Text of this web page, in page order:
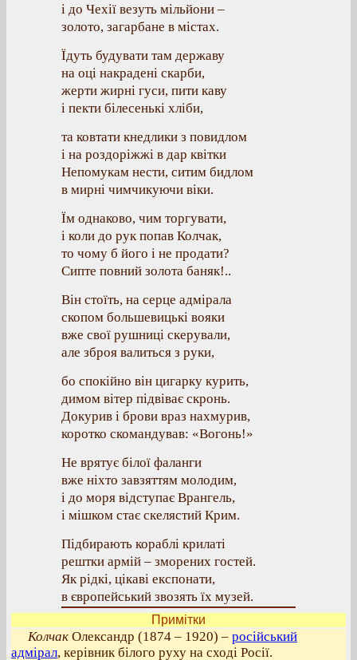
і до Чехії везуть мільйони –
золото, загарбане в містах.
Їдуть будувати там державу
на оці накрадені скарби,
жерти жирні гуси, пити каву
і пекти білесенькі хліби,
та ковтати кнедлики з повидлом
і на роздоріжжі в дар квітки
Непомукам нести, ситим бидлом
в мирні чимчикуючи віки.
Їм однаково, чим торгувати,
і коли до рук попав Колчак,
то чому б його і не продати?
Сипте повний золота баняк!..
Він стоїть, на серце адмірала
скопом большевицькі вояки
вже свої рушниці скерували,
але зброя валиться з руки,
бо спокійно він цигарку курить,
димом вітер підвіває скронь.
Докурив і брови враз нахмурив,
коротко скомандував: «Вогонь!»
Не врятує білої фаланги
вже ніхто завзяттям молодим,
і до моря відступає Врангель,
і мішком стає скелястий Крим.
Підбирають кораблі крилаті
рештки армій – зморених гостей.
Як рідкі, цікаві експонати,
в європейський звозять їх музей.
Примітки
Колчак Олександр (1874 – 1920) – російський
адмірал, керівник білого руху на сході Росії.